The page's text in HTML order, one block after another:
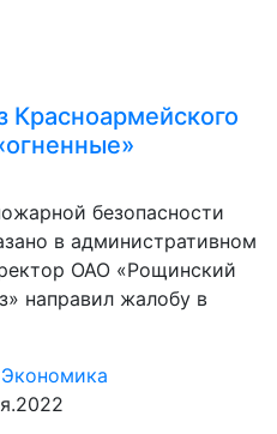
безопасности
в административном
ОАО «Рощинский
направил жалобу в
Экономика